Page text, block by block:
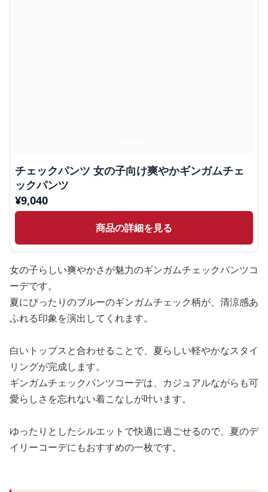
チェックパンツ 女の子向け爽やかギンガムチェ
ックパンツ
¥9,040
商品の詳細を見る
女の子らしい爽やかさが魅力のギンガムチェックパンツコ
ーデです。
夏にぴったりのブルーのギンガムチェック柄が、清涼感あ
ふれる印象を演出してくれます。
白いトップスと合わせることで、夏らしい軽やかなスタイ
リングが完成します。
ギンガムチェックパンツコーデは、カジュアルながらも可
愛らしさを忘れない着こなしが叶います。
ゆったりとしたシルエットで快適に過ごせるので、夏のデ
イリーコーデにもおすすめの一枚です。